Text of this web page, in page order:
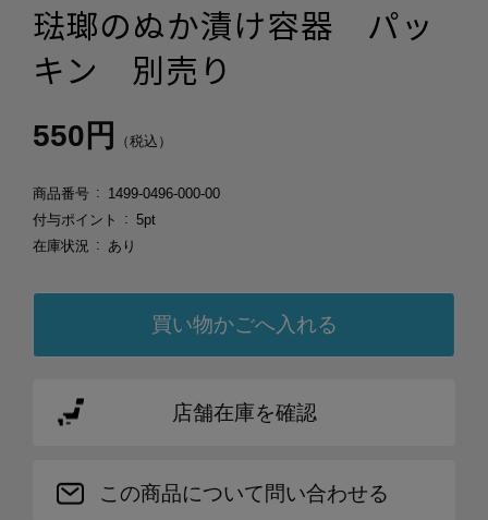
琺瑯のぬか漬け容器 パッ
キン 別売り
550円 （税込）
商品番号
1499-0496-000-00
付与ポイント
5pt
在庫状況
あり
店舗在庫を確認
この商品について問い合わせる